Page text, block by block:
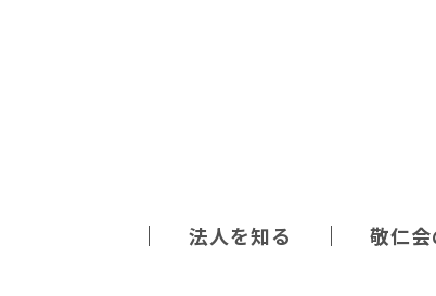
法人を知る 敬仁